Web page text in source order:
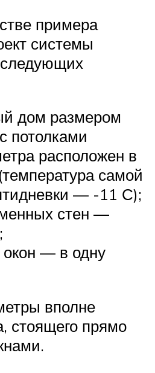
примера
системы
дом размером
потолками
расположен в
самой
— -11 С);
стен —
окон — в одну
вполне
стоящего прямо